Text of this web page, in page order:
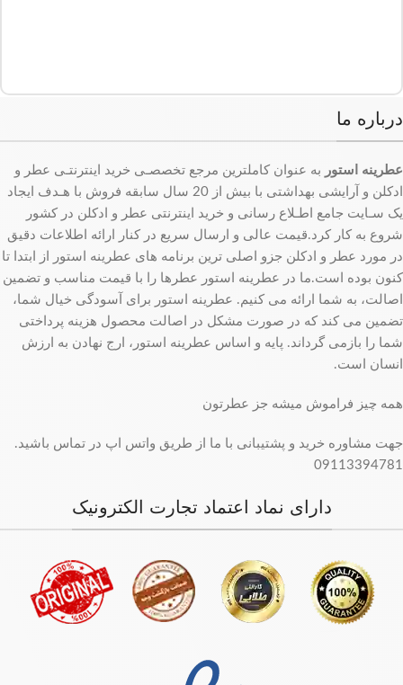
درباره ما
عطرینه استور به عنوان کاملترین مرجع تخصصـی خرید اینترنتـی عطر و
ادکلن و آرایشی بهداشتی با بیش از 20 سال سابقه فروش با هـدف ایجاد
یک سـایت جامع اطـلاع رسانی و خرید اینترنتی عطر و ادکلن در کشور
شروع به کار کرد.قیمت عالی و ارسال سریع در کنار ارائه اطلاعات دقیق
در مورد عطر و ادکلن جزو اصلی ترین برنامه های عطرینه استور از ابتدا تا
کنون بوده است.ما در عطرینه استور عطرها را با قیمت مناسب و تضمین
اصالت، به شما ارائه می کنیم. عطرینه استور برای آسودگی خیال شما،
تضمین می کند که در صورت مشکل در اصالت محصول هزینه پرداختی
شما را بازمی گرداند. پایه و اساس عطرینه استور، ارج نهادن به ارزش
انسان است.
همه چیز فراموش میشه جز عطرتون
جهت مشاوره خرید و پشتیبانی با ما از طریق واتس اپ در تماس باشید.
09113394781
دارای نماد اعتماد تجارت الکترونیک